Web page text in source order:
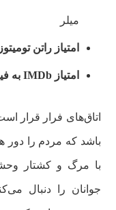
میلر
امتیاز راتن
امتیاز IMDbبه
اتاق‌های فرار قرار
باشد که مردم را دور
با مرگ و کشتار
جوانان را دنبال